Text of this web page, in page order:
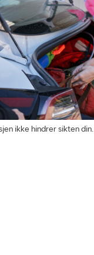
ikke hindrer sikten din.